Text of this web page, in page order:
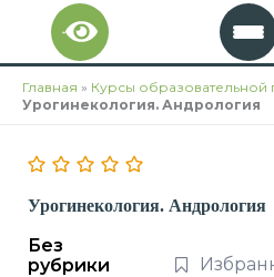
Перейти
содержимому
Главная » Курсы
Урогинекология. Андрология
Урогинекология. Андрология
Без
рубрики